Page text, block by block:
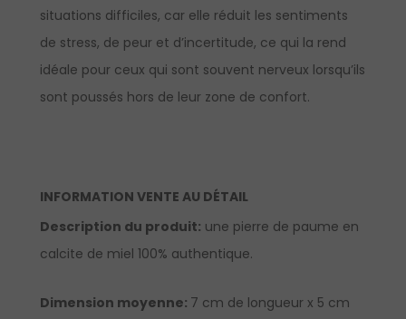
situations difficiles, car elle réduit les sentiments
de stress, de peur et d’incertitude, ce qui la rend
idéale pour ceux qui sont souvent nerveux lorsqu’ils
sont poussés hors de leur zone de confort.
INFORMATION VENTE AU DÉTAIL
Description du produit: une pierre de paume en
calcite de miel 100% authentique.
Dimension moyenne: 7 cm de longueur x 5 cm